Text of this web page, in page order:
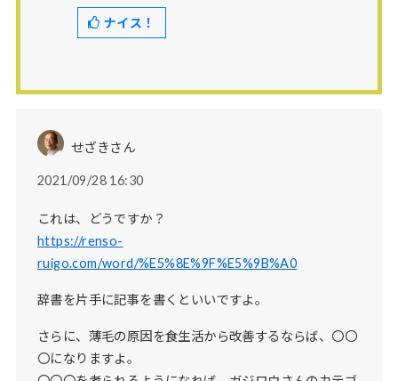
ナイス！
せざきさん
2021/09/28 16:30
これは、どうですか？
https://renso-
ruigo.com/word/%E5%8E%9F%E5%9B%A0
辞書を片手に記事を書くといいですよ。
さらに、薄毛の原因を食生活から改善するならば、〇〇
〇になりますよ。